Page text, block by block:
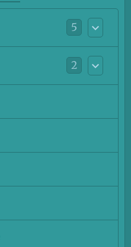
5
2